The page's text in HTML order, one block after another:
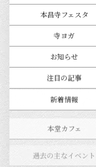
本昌寺フェスタ
寺ヨガ
お知らせ
注目の記事
新着情報
本堂カフェ
過去の主なイベント
児玉工具店